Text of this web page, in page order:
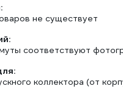
не существует
соответствуют
коллектора (от